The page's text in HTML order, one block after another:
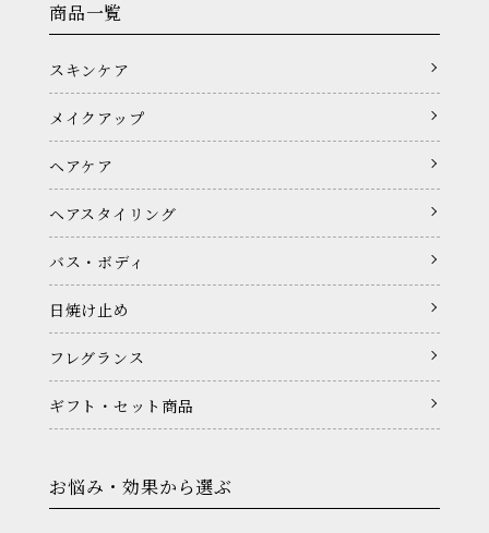
商品一覧
スキンケア
メイクアップ
ヘアケア
ヘアスタイリング
バス・ボディ
日焼け止め
フレグランス
ギフト・セット商品
お悩み・効果から選ぶ